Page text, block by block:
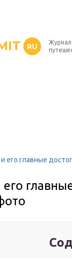
RU
Журнал
его главные